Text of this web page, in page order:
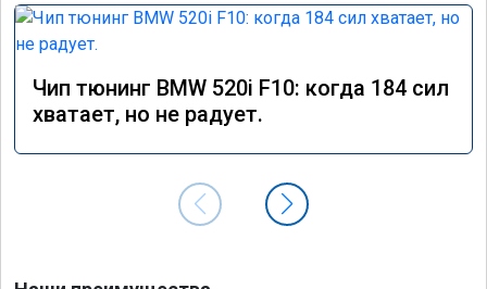
Чип тюнинг BMW 520i F10: когда 184 сил
хватает, но не радует.